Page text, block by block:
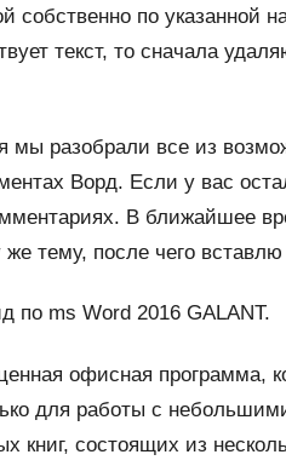
собственно по указанной
текст, то сначала
мы разобрали все из
Ворд. Если у вас
В ближайшее
тему, после чего вставлю
по ms Word 2016 GALANT.
офисная программа,
для работы с
книг, состоящих из